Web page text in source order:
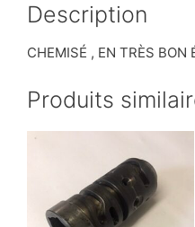
Description
CHEMISÉ , EN TRÈS BON
Produits